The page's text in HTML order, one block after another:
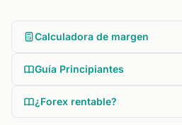
Calculadora de margen
Guía Principiantes
¿Forex rentable?